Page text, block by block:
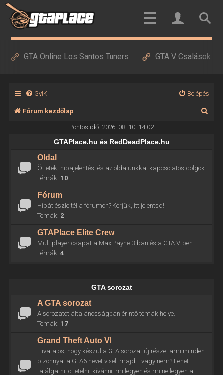
GTA Online Los Santos Tuners GTA V Csalások
GyIK Belépés
Fórum kezdőlap
Pontos idő: 2026. 08. 10. 14:02
GTAPlace.hu és RedDeadPlace.hu
Oldal
Ötletek, hibajelentés, és az oldalunkkal kapcsolatos dolgok.
Témák: 10
Fórum
Hibát észleltél a fórumon? Kérjük, itt jelentsd!
Témák: 2
GTAPlace Elite Crew
Multiplayer csapat a Max Payne 3-ban és a GTA V-ben.
Témák: 4
GTA sorozat
A GTA sorozat
A sorozatot általánosságban érintő témák helye.
Témák: 17
Grand Theft Auto VI
Hivatalos, hogy készül a GTA sorozat új része, ami minden
bizonnyal a GTA6 nevet viseli majd... vagy nem? Lehet
találgatni, ötletelni, kívánni, mi legyen és mi ne legyen a